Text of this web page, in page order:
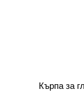
Кърпа за